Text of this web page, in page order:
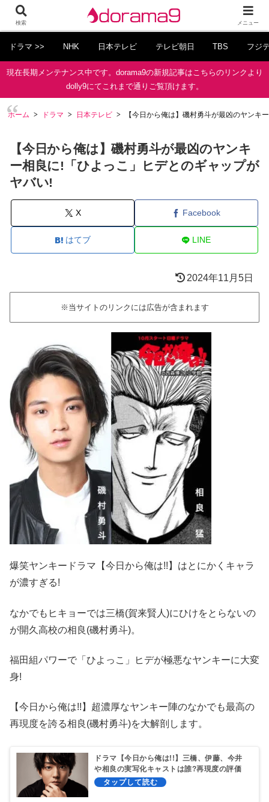
ドラマ >> NHK 日本テレビ テレビ朝日 TBS フジ
現在長期メンテナンス中です。dorama9の新規記事はこちらのリンクより
dolly9にてこれまで通りご覧頂けます。
ホーム ドラマ 日本テレビ 【今日から俺は】磯村勇斗が最凶のヤンキ
【今日から俺は】磯村勇斗が最凶のヤンキ
ー相良に!「ひよっこ」ヒデとのギャップが
ヤバい!
X Facebook
はてブ LINE
2024年11月5日
※当サイトのリンクには広告が含まれます
爆笑ヤンキードラマ【今日から俺は!!】はとにかくキャラ
が濃すぎる!
なかでもヒキョーでは三橋(賀来賢人)にひけをとらないの
が開久高校の相良(磯村勇斗)。
福田組パワーで「ひよっこ」ヒデが極悪なヤンキーに大変
身!
【今日から俺は!!】超濃厚なヤンキー陣のなかでも最高の
再現度を誇る相良(磯村勇斗)を大解剖します。
ドラマ【今日から俺は!!】三橋、伊藤、今井
や相良の実写化キャストは誰?再現度の評価
は?
検索 メニュー